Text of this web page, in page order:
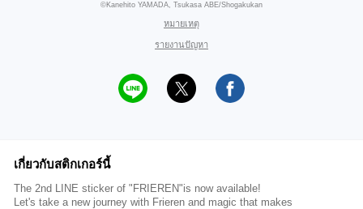
©Kanehito YAMADA, Tsukasa ABE/Shogakukan
หมายเหตุ
รายงานปัญหา
เกี่ยวกับสติกเกอร์นี้
The 2nd LINE sticker of "FRIEREN"is now available!
Let's take a new journey with Frieren and magic that makes